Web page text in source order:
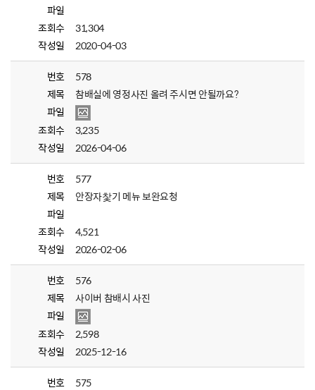
파일
조회수
31,304
작성일
2020-04-03
번호
578
제목
참배실에 영정사진 올려 주시면 안될까요?
파일
조회수
3,235
작성일
2026-04-06
번호
577
제목
안장자찿기 메뉴 보완요청
파일
조회수
4,521
작성일
2026-02-06
번호
576
제목
사이버 참배시 사진
파일
조회수
2,598
작성일
2025-12-16
번호
575